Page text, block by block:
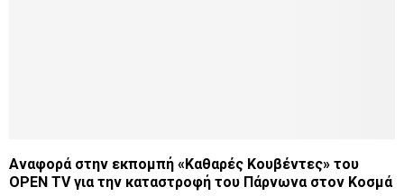
Αναφορά στην εκπομπή «Καθαρές Κουβέντες» του
OPEN TV για την καταστροφή του Πάρνωνα στον Κοσμά